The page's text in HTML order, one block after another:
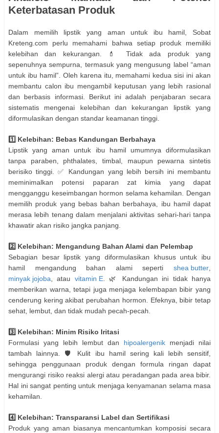
Keterbatasan Produk
Dalam memilih lipstik yang aman untuk ibu hamil, Sobat
Kreteng.com perlu memahami bahwa setiap produk memiliki
kelebihan dan kekurangan. 💄 Tidak ada produk yang
sepenuhnya sempurna, termasuk yang mengusung label “aman
untuk ibu hamil”. Oleh karena itu, memahami kedua sisi ini akan
membantu calon ibu mengambil keputusan yang lebih rasional
dan berbasis informasi. Berikut ini adalah penjabaran secara
sistematis mengenai kelebihan dan kekurangan lipstik yang
diformulasikan dengan standar keamanan tinggi.
1️⃣ Kelebihan: Bebas Kandungan Berbahaya
Lipstik yang aman untuk ibu hamil umumnya diformulasikan
tanpa paraben, phthalates, timbal, maupun pewarna sintetis
berisiko tinggi. ✅ Kandungan yang lebih bersih ini membantu
meminimalkan potensi paparan zat kimia yang dapat
mengganggu keseimbangan hormon selama kehamilan. Dengan
memilih produk yang bebas bahan berbahaya, ibu hamil dapat
merasa lebih tenang dalam menjalani aktivitas sehari-hari tanpa
khawatir akan risiko jangka panjang.
2️⃣ Kelebihan: Mengandung Bahan Alami dan Pelembap
Sebagian besar lipstik yang diformulasikan khusus untuk ibu
hamil mengandung bahan alami seperti shea butter,
minyak jojoba, atau vitamin E. 🌿 Kandungan ini tidak hanya
memberikan warna, tetapi juga menjaga kelembapan bibir yang
cenderung kering akibat perubahan hormon. Efeknya, bibir tetap
sehat, lembut, dan tidak mudah pecah-pecah.
3️⃣ Kelebihan: Minim Risiko Iritasi
Formulasi yang lebih lembut dan hipoalergenik menjadi nilai
tambah lainnya. 🛡️ Kulit ibu hamil sering kali lebih sensitif,
sehingga penggunaan produk dengan formula ringan dapat
mengurangi risiko reaksi alergi atau peradangan pada area bibir.
Hal ini sangat penting untuk menjaga kenyamanan selama masa
kehamilan.
4️⃣ Kelebihan: Transparansi Label dan Sertifikasi
Produk yang aman biasanya mencantumkan komposisi secara